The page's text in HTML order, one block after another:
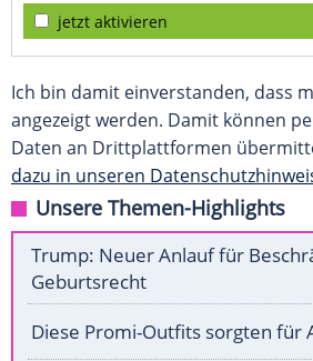
jetzt aktivieren
Ich bin damit einverstanden, dass
angezeigt werden. Damit können
Daten an Drittplattformen
dazu in unseren
Unsere Themen-Highlights
Trump: Neuer Anlauf für
Geburtsrecht
Diese Promi-Outfits sorgten für